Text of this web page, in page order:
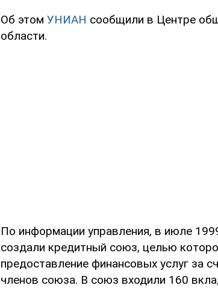
Об этом УНИАН сообщили в Центре
области.
По информации управления, в июле
создали кредитный союз, целью
предоставление финансовых услуг за
членов союза. В союз входили 160